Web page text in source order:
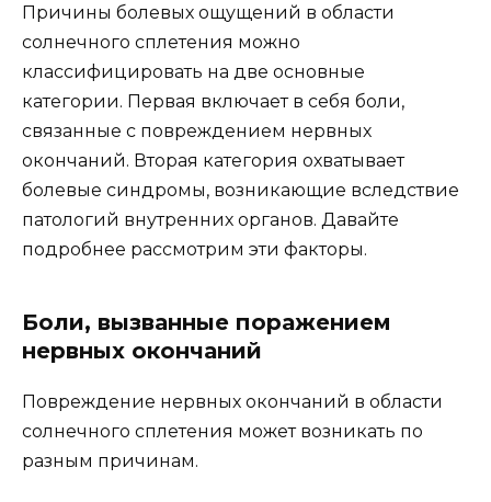
Причины болевых ощущений в области
солнечного сплетения можно
классифицировать на две основные
категории. Первая включает в себя боли,
связанные с повреждением нервных
окончаний. Вторая категория охватывает
болевые синдромы, возникающие вследствие
патологий внутренних органов. Давайте
подробнее рассмотрим эти факторы.
Боли, вызванные поражением
нервных окончаний
Повреждение нервных окончаний в области
солнечного сплетения может возникать по
разным причинам.